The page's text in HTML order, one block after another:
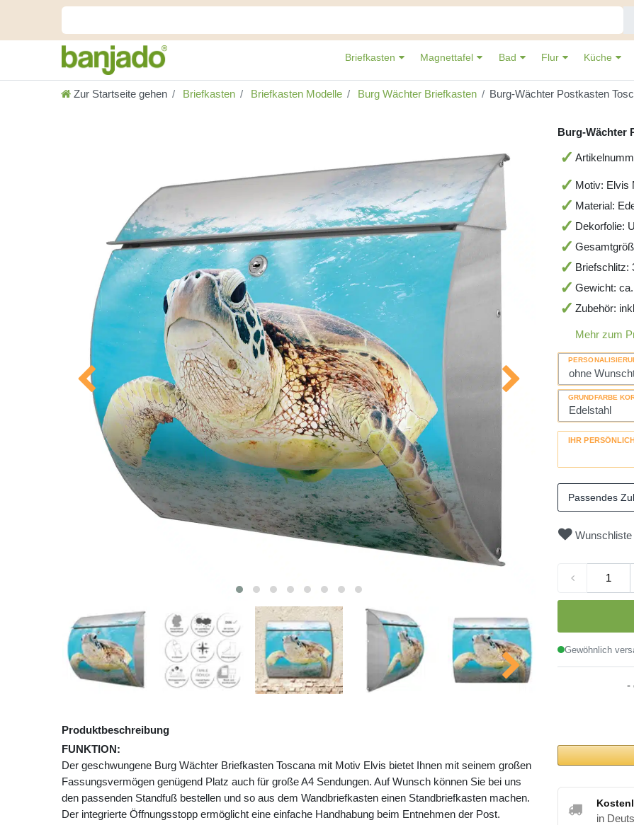
Briefkasten Magnettafel Bad Flur Küche
Zur Startseite gehen Briefkasten Briefkasten Modelle Burg Wächter Briefkasten Burg-Wächter Postkasten
Produktbeschreibung
FUNKTION:
Der geschwungene Burg Wächter Briefkasten Toscana mit Motiv Elvis bietet Ihnen mit seinem großen
Fassungsvermögen genügend Platz auch für große A4 Sendungen. Auf Wunsch können Sie bei uns
den passenden Standfuß bestellen und so aus dem Wandbriefkasten einen Standbriefkasten machen.
Der integrierte Öffnungsstopp ermöglicht eine einfache Handhabung beim Entnehmen der Post.
Burg-Wächter
Motiv: Elvis
Material:
Dekorfolie:
Briefschlitz:
Gewicht:
Zubehör:
Mehr zum
GRUNDFARBE
IHR
Passendes
Wunschliste
Gewöhnlich
-
in